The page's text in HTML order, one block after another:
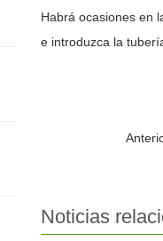
Habrá ocasiones en
e introduzca la
Noticias